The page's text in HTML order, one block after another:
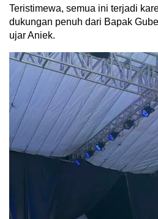
Teristimewa, semua ini terjadi
dukungan penuh dari Bapak
ujar Aniek.